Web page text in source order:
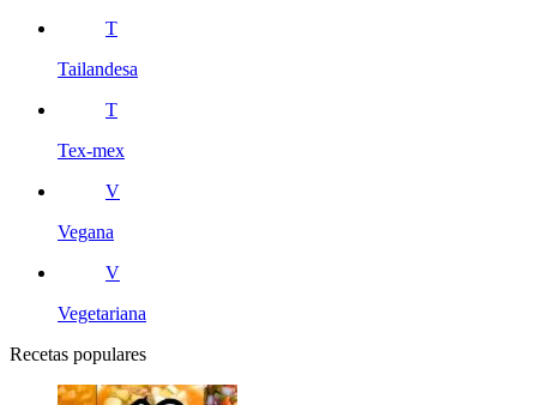
T
Tailandesa
T
Tex-mex
V
Vegana
V
Vegetariana
Recetas populares